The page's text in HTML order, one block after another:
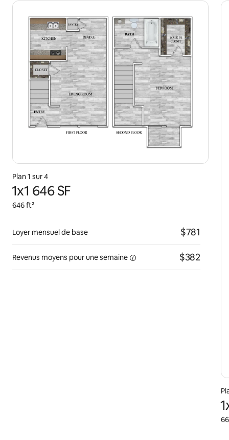
Plan 1 sur 4
1x1 646 SF
646 ft²
Loyer mensuel de base $781
Revenus moyens pour unesemaine $382